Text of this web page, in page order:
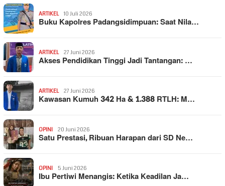
ARTIKEL 10 Juli 2026
Buku Kapolres Padangsidimpuan: Saat Nila…
ARTIKEL 27 Juni 2026
Akses Pendidikan Tinggi Jadi Tantangan: …
ARTIKEL 27 Juni 2026
Kawasan Kumuh 342 Ha & 1.388 RTLH: M…
OPINI 20 Juni 2026
Satu Prestasi, Ribuan Harapan dari SD Ne…
OPINI 5 Juni 2026
Ibu Pertiwi Menangis: Ketika Keadilan Ja…